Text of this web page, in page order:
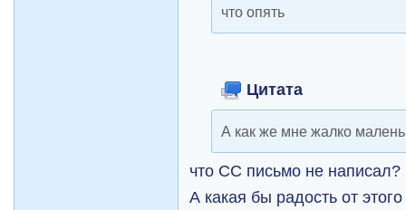
что опять
Цитата
А как же мне жалко
что СС письмо не написал?
А какая бы радость от